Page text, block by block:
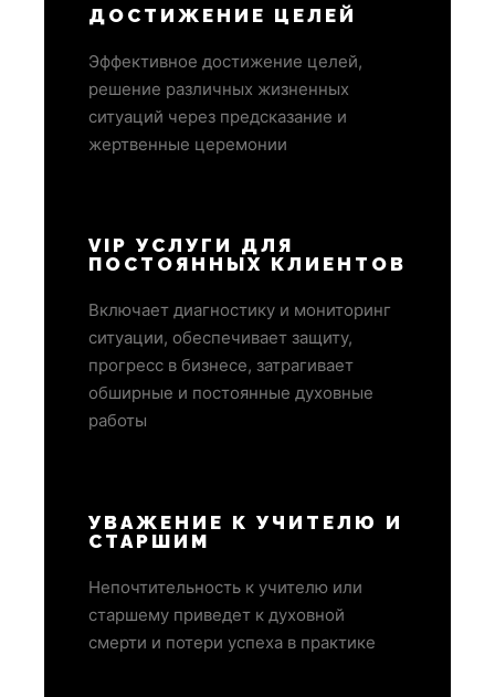
ДОСТИЖЕНИЕ ЦЕЛЕЙ
Эффективное достижение целей,
решение различных жизненных
ситуаций через предсказание и
жертвенные церемонии
VIP УСЛУГИ ДЛЯ
ПОСТОЯННЫХ КЛИЕНТОВ
Включает диагностику и мониторинг
ситуации, обеспечивает защиту,
прогресс в бизнесе, затрагивает
обширные и постоянные духовные
работы
УВАЖЕНИЕ К УЧИТЕЛЮ И
СТАРШИМ
Непочтительность к учителю или
старшему приведет к духовной
смерти и потери успеха в практике